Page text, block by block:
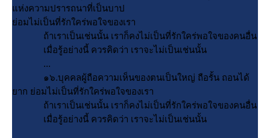
ห่งความปรารถนาที่เป็นบาป
่อมไม่เป็นที่รักใคร่พอใจของเรา
ถ้าเราเป็นเช่นนั้น เราก็คงไม่เป็นที่รักใคร่พอใจของคนอื่น
เมื่อรู้อย่างนี้ ควรคิดว่า เราจะไม่เป็นเช่นนั้น
...
๑๖.บุคคลผู้ถือความเห็นของตนเป็นใหญ่ ถือรั้น ถอนได้
าก ย่อมไม่เป็นที่รักใคร่พอใจของเรา
ถ้าเราเป็นเช่นนั้น เราก็คงไม่เป็นที่รักใคร่พอใจของคนอื่น
เมื่อรู้อย่างนี้ ควรคิดว่า เราจะไม่เป็นเช่นนั้น